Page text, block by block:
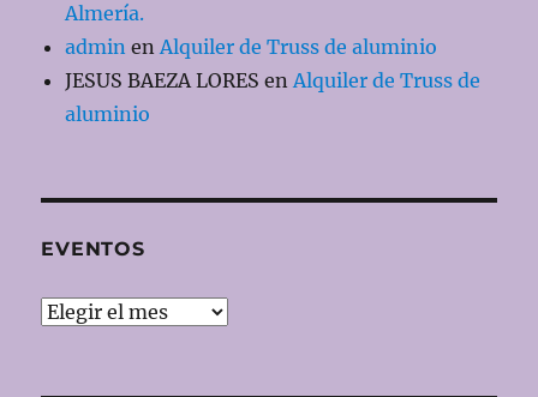
Almería.
admin enAlquiler de Truss de aluminio
JESUS BAEZA LORES enAlquiler de Truss de
aluminio
EVENTOS
EVENTOS